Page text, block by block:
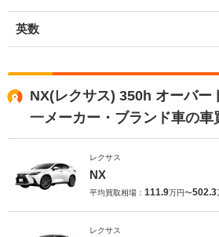
英数
NX(レクサス) 350h オーバー
一メーカー・ブランド車の車
レクサス
NX
平均買取相場： 111.9万円〜502.3
レクサス